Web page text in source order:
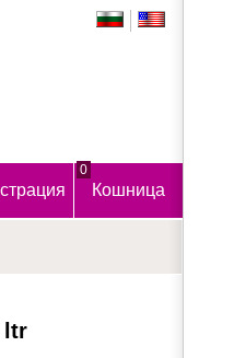
0
Кошница
ltr